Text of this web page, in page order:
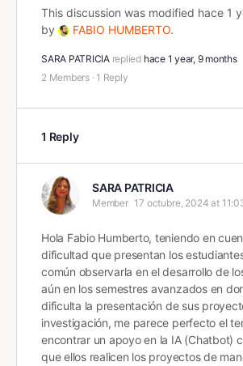
This discussion was modified hace 1
by
FABIO HUMBERTO.
SARA PATRICIA replied hace 1 year, 9 months
2 Members · 1 Reply
1 Reply
SARA PATRICIA
Member 17 octubre, 2024 at
Hola Fabio Humberto, teniendo en
dificultad que presentan los
común observarla en el desarrollo de
aún en los semestres avanzados en
dificulta la presentación de sus
investigación, me parece perfecto el
encontrar un apoyo en la IA (Chatbot)
que ellos realicen los proyectos de